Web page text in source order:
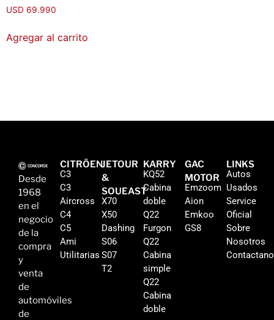
USD 69.990
Agregar al carrito
Desde
1968
en el
negocio
de la
compra
y
venta
de
automóviles
de
CITRÖEN
C3
C3
Aircross
C4
C5
Ami
Utilitarias
JETOUR
&
SOUEAST
X70
X50
Dashing
S06
S07
T2
KARRY
KQ52
Cabina
doble
Q22
Furgon
Q22
Cabina
simple
Q22
Cabina
doble
GAC
MOTOR
Emzoom
Aion
Emkoo
GS8
LINKS
Autos
Usados
Service
Oficial
Sobre
Nosotros